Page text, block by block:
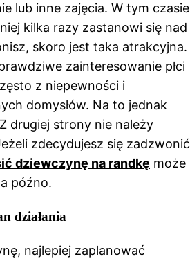
lub inne zajęcia. W tym czasie
kilka razy zastanowi się nad
skoro jest taka atrakcyjna.
zainteresowanie płci
z niepewności i
domysłów. Na to jednak
drugiej strony nie należy
zdecydujesz się zadzwonić
dziewczynę na randkę może
późno.
działania
najlepiej zaplanować